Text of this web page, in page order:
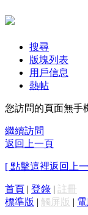
搜尋
版塊列表
用戶信息
熱帖
您訪問的頁面無手
繼續訪問
返回上一頁
[ 點擊這裡返回上
首頁 | 登錄 | 註冊
標準版 | 觸屏版 |